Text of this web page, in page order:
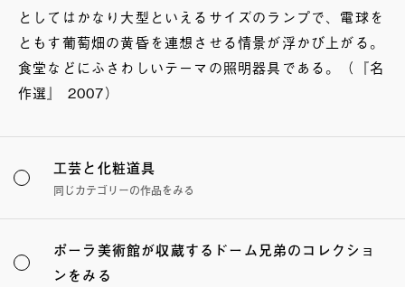
としてはかなり大型といえるサイズのランプで、電球を
ともす葡萄畑の黄昏を連想させる情景が浮かび上がる。
食堂などにふさわしいテーマの照明器具である。（『名
作選』 2007）
工芸と化粧道具
同じカテゴリーの作品をみる
ポーラ美術館が収蔵するドーム兄弟のコレクショ
ンをみる